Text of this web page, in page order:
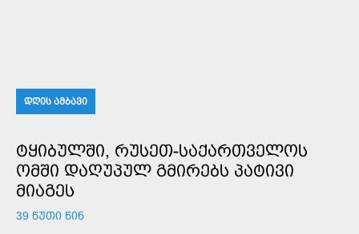
ᲓᲦᲘᲡ ᲐᲛᲑᲐᲕᲘ
ᲢᲧᲘᲑᲣᲚᲨᲘ, ᲠᲣᲡᲔᲗ-ᲡᲐᲥᲐᲠᲗᲕᲔᲚᲝᲡ
ᲝᲛᲨᲘ ᲓᲐᲦᲣᲞᲣᲚ ᲒᲛᲘᲠᲔᲑᲡ ᲞᲐᲢᲘᲕᲘ
ᲛᲘᲐᲒᲔᲡ
39 ᲬᲣᲗᲘ ᲬᲘᲜ